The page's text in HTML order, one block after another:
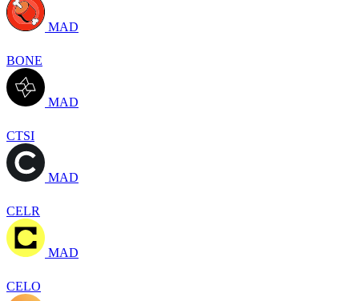
MAD
BONE
MAD
CTSI
MAD
CELR
MAD
CELO